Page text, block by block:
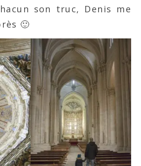
son truc, Denis me
🙂